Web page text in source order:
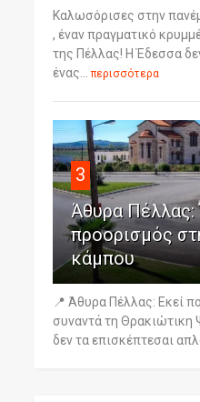
Καλωσόρισες στην
, έναν πραγματικό
της Πέλλας! Η Έδεσσα
ένας...
περισσότερα
3
Άθυρα Πέλλας:
προορισμός
κάμπου
📍 Άθυρα Πέλλας: Εκεί
συναντά τη
δεν τα επισκέπτεσαι